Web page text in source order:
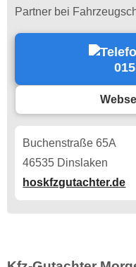
Partner bei
Buchenstraße 65A
46535 Dinslaken
hoskfzgutachter.de